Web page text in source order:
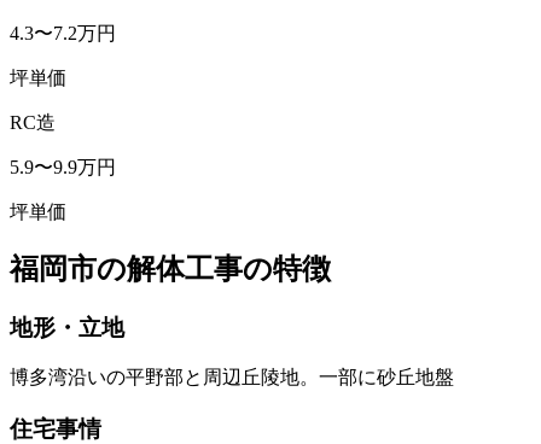
4.3〜7.2万円
坪単価
RC造
5.9〜9.9万円
坪単価
福岡市の解体工事の特徴
地形・立地
博多湾沿いの平野部と周辺丘陵地。一部に砂丘地盤
住宅事情